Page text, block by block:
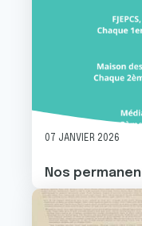
07 JANVIER 2026
Nos
Image